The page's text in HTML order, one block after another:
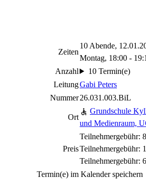
Zeiten
10 Abende,
Montag, 18:00 -
Anzahl
10 Termin(e)
LeitungGabi Peters
Nummer26.031.003.BiL
Ort
Grundschule
und Medienraum,
Preis
Teilnehmergebühr:
Teilnehmergebühr:
Teilnehmergebühr:
Termin(e) im Kalender speichern